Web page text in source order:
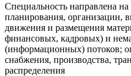
Специальность направлена
планирования, организации,
движения и размещения
финансовых, кадровых) и
(информационных) потоков;
снабжения, производства,
распределения